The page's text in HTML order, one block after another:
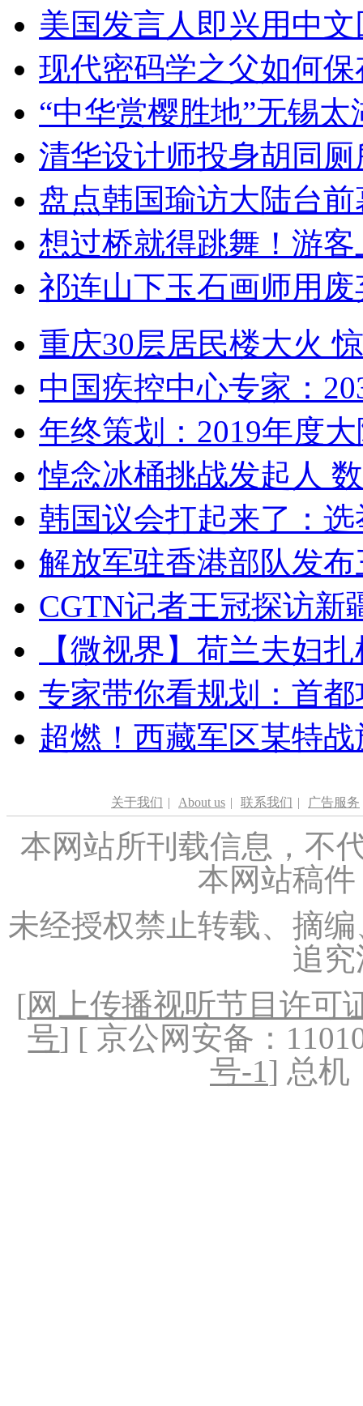
美国发言人即兴用中
现代密码学之父如何
“中华赏樱胜地”无锡
清华设计师投身胡同
盘点韩国瑜访大陆台
想过桥就得跳舞！游客
祁连山下玉石画师用
重庆30层居民楼大火
中国疾控中心专家：
年终策划：2019年度
悼念冰桶挑战发起人
韩国议会打起来了：
解放军驻香港部队发
CGTN记者王冠探访新
【微视界】荷兰夫妇
专家带你看规划：首
超燃！西藏军区某特
关于我们 | About us | 联系我们 | 广告服务
本网站所刊载信息，不
本网站稿
未经授权禁止转载、摘
追
[网上传播视听节目许可
号] [ 京公网安备：
号-1] 总机